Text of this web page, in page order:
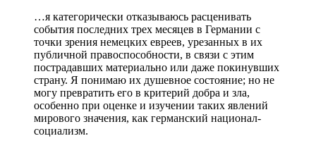
…я категорически отказываюсь расценивать
события последних трех месяцев в Германии с
точки зрения немецких евреев, урезанных в их
публичной правоспособности, в связи с этим
пострадавших материально или даже покинувших
страну. Я понимаю их душевное состояние; но не
могу превратить его в критерий добра и зла,
особенно при оценке и изучении таких явлений
мирового значения, как германский национал-
социализм.